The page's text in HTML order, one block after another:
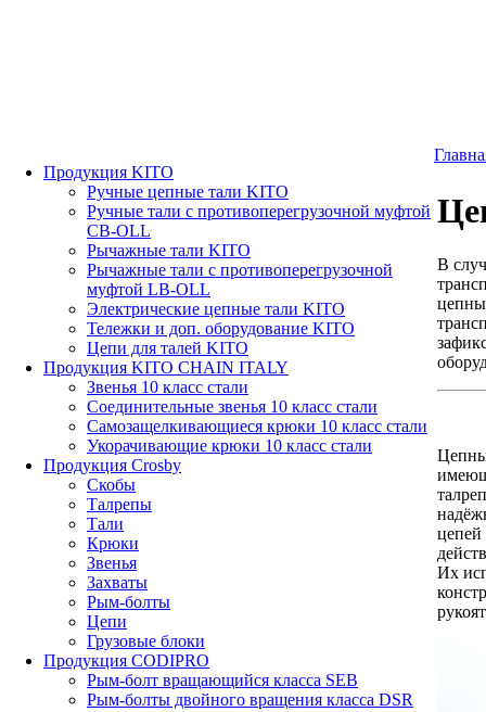
Продукция KITO
Ручные цепные тали KITO
Ручные тали с противоперегрузочной муфтой
СВ-OLL
Рычажные тали KITO
Рычажные тали с противоперегрузочной
муфтой LB-OLL
Электрические цепные тали KITO
Тележки и доп. оборудование KITO
Цепи для талей KITO
Продукция KITO CHAIN ITALY
Звенья 10 класс стали
Соединительные звенья 10 класс стали
Самозащелкивающиеся крюки 10 класс стали
Укорачивающие крюки 10 класс стали
Продукция Crosby
Скобы
Талрепы
Тали
Крюки
Звенья
Захваты
Рым-болты
Цепи
Грузовые блоки
Продукция CODIPRO
Рым-болт вращающийся класса SEB
Рым-болты двойного вращения класса DSR
В
цепей
Их